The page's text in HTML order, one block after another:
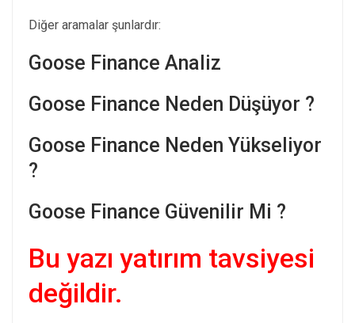
Diğer aramalar şunlardır:
Goose Finance Analiz
Goose Finance Neden Düşüyor ?
Goose Finance Neden Yükseliyor
?
Goose Finance Güvenilir Mi ?
Bu yazı yatırım tavsiyesi
değildir.